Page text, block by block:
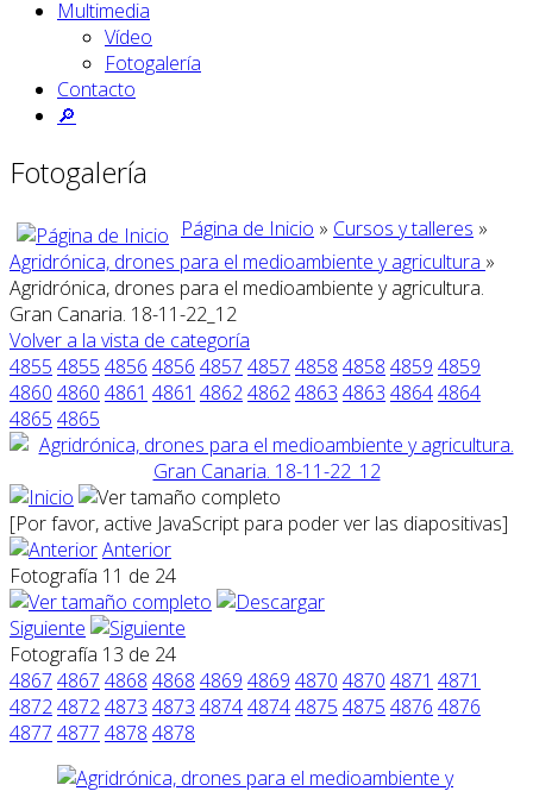
Multimedia
Vídeo
Fotogalería
Contacto
🔎
Fotogalería
Página de Inicio » Cursos y talleres »
Agridrónica, drones para el medioambiente y agricultura »
Agridrónica, drones para el medioambiente y agricultura.
Gran Canaria. 18-11-22_12
Volver a la vista de categoría
4855 4855 4856 4856 4857 4857 4858 4858 4859 4859
4860 4860 4861 4861 486248624863 4863 48644864
4865 4865
[Por favor, active JavaScript para poder ver las diapositivas]
Anterior
Fotografía 11 de 24
Siguiente
Fotografía 13 de 24
4867 4867 4868 4868 4869 4869 4870 4870 4871 4871
487248724873 4873 487448744875 4875 4876 4876
4877 4877 4878 4878